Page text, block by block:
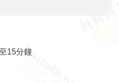
15分鐘